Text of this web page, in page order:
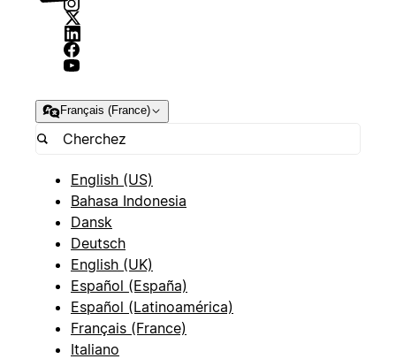
Français (France)
English (US)
Bahasa Indonesia
Dansk
Deutsch
English (UK)
Español (España)
Español (Latinoamérica)
Français (France)
Italiano